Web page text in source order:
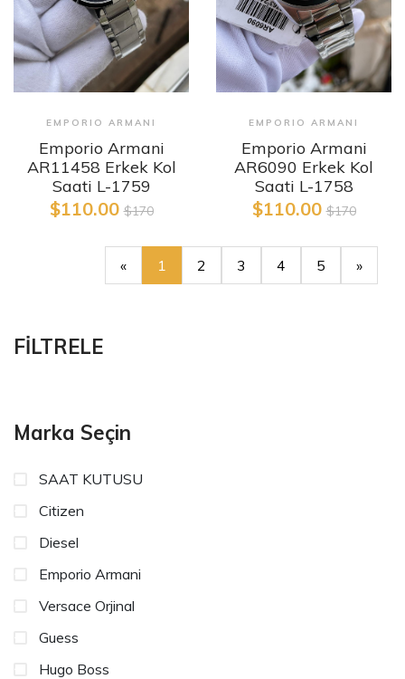
FİLTRELE
Marka Seçin
SAAT KUTUSU
Citizen
Diesel
Emporio Armani
Versace Orjinal
Guess
Hugo Boss
EMPORIO ARMANI
Emporio Armani
AR11458 Erkek Kol
Saati L-1759
$110.00$170
EMPORIO ARMANI
Emporio Armani
AR6090 Erkek Kol
Saati L-1758
$110.00$170
« 1 2 3 4 5 »